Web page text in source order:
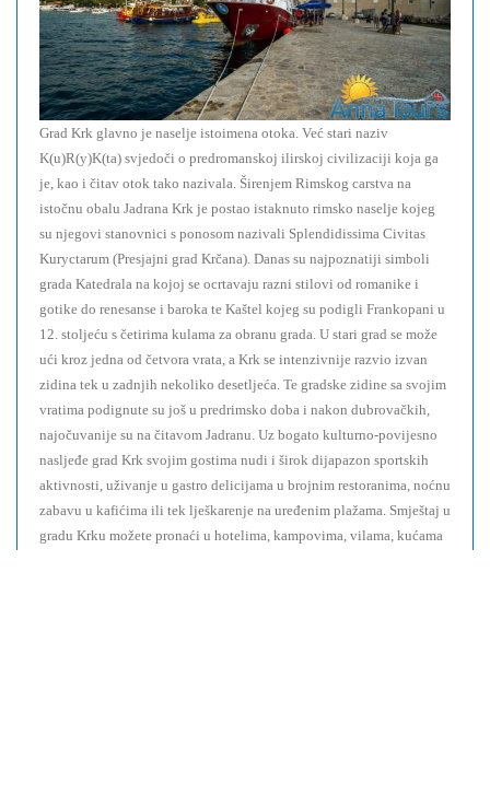
Grad Krk glavno je naselje istoimena otoka. Već stari naziv
K(u)R(y)K(ta) svjedoči o predromanskoj ilirskoj civilizaciji koja ga
je, kao i čitav otok tako nazivala. Širenjem Rimskog carstva na
istočnu obalu Jadrana Krk je postao istaknuto rimsko naselje kojeg
su njegovi stanovnici s ponosom nazivali Splendidissima Civitas
Kuryctarum (Presjajni grad Krčana). Danas su najpoznatiji simboli
grada Katedrala na kojoj se ocrtavaju razni stilovi od romanike i
gotike do renesanse i baroka te Kaštel kojeg su podigli Frankopani u
12. stoljeću s četirima kulama za obranu grada. U stari grad se može
ući kroz jedna od četvora vrata, a Krk se intenzivnije razvio izvan
zidina tek u zadnjih nekoliko desetljeća. Te gradske zidine sa svojim
vratima podignute su još u predrimsko doba i nakon dubrovačkih,
najočuvanije su na čitavom Jadranu. Uz bogato kulturno-povijesno
nasljeđe grad Krk svojim gostima nudi i širok dijapazon sportskih
aktivnosti, uživanje u gastro delicijama u brojnim restoranima, noćnu
zabavu u kafićima ili tek lješkarenje na uređenim plažama. Smještaj u
gradu Krku možete pronaći u hotelima, kampovima, vilama, kućama